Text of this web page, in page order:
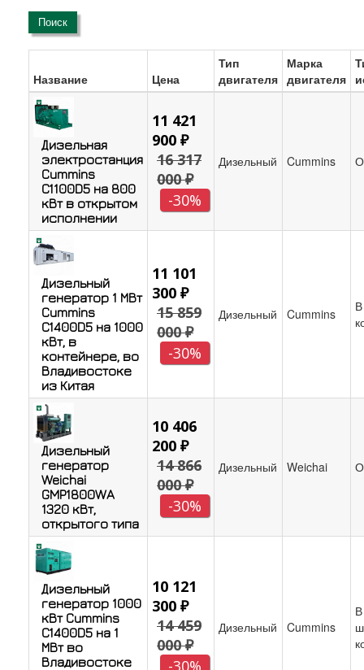
Поиск
Название Цена
Тип
двигателя
Марка
двигателя
Дизельная
электростанция
Cummins
C1100D5 на 800
кВт в открытом
исполнении
11 421
900 ₽
16 317
000 ₽
-30%
Дизельный Cummins
Дизельный
генератор 1 МВт
Cummins
C1400D5 на 1000
кВт, в
контейнере, во
Владивостоке
из Китая
11 101
300 ₽
15 859
000 ₽
-30%
Дизельный Cummins
Дизельный
генератор
Weichai
GMP1800WA
1320 кВт,
открытого типа
10 406
200 ₽
14 866
000 ₽
-30%
Дизельный Weichai
Дизельный
генератор 1000
кВт Cummins
C1400D5 на 1
МВт во
Владивостоке
10 121
300 ₽
14 459
000 ₽
-30%
Дизельный Cummins
В